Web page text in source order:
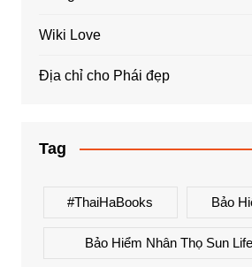
Wiki Love
Địa chỉ cho Phái đẹp
Tag
#ThaiHaBooks Bảo
Bảo Hiểm Nhân Thọ Sun